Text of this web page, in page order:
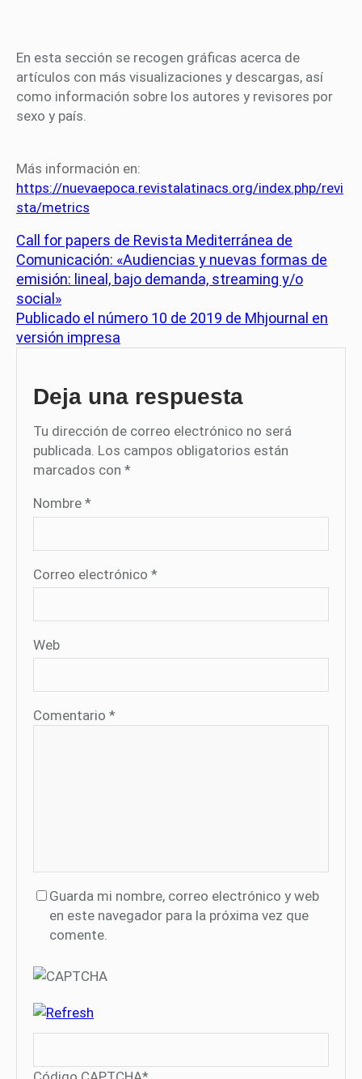
En esta sección se recogen gráficas acerca de
artículos con más visualizaciones y descargas, así
como información sobre los autores y revisores por
sexo y país.
Más información en:
https://nuevaepoca.revistalatinacs.org/index.php/revi
sta/metrics
Call for papers de Revista Mediterránea de
Comunicación: «Audiencias y nuevas formas de
emisión: lineal, bajo demanda, streaming y/o
social»
Publicado el número 10 de 2019 de Mhjournal en
versión impresa
Deja una respuesta
Tu dirección de correo electrónico no será
publicada. Los campos obligatorios están
marcados con *
Nombre *
Correo electrónico *
Web
Comentario *
Guarda mi nombre, correo electrónico y web
en este navegador para la próxima vez que
comente.